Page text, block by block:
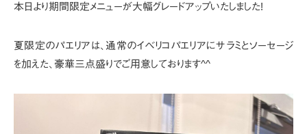
本日より期間限定メニューが大幅グレードアップいたしました!
夏限定のパエリアは、通常のイベリコパエリアにサラミとソーセージ
を加えた、 豪華三点盛りでご用意しております^^